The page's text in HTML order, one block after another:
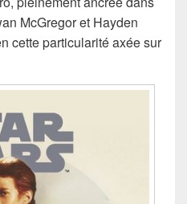
McGregor et Hayden
cette particularité axée sur